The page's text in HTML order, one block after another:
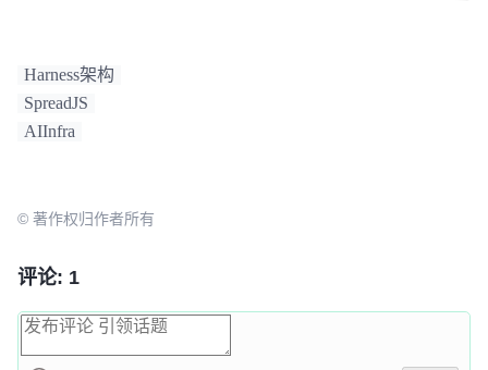
Harness架构
SpreadJS
AIInfra
© 著作权归作者所有
评论: 1